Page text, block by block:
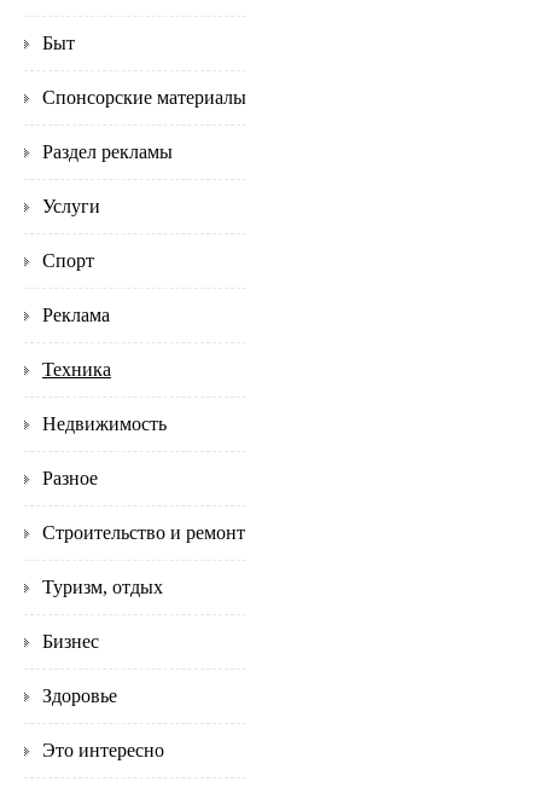
Быт
Спонсорские материалы
Раздел рекламы
Услуги
Спорт
Реклама
Техника
Недвижимость
Разное
Строительство и ремонт
Туризм, отдых
Бизнес
Здоровье
Это интересно